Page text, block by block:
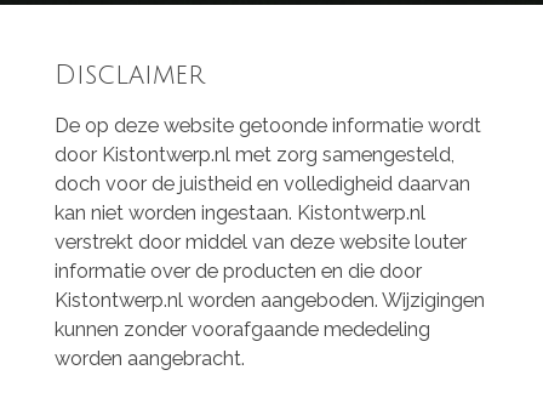
Disclaimer
De op deze website getoonde informatie wordt
door Kistontwerp.nl met zorg samengesteld,
doch voor de juistheid en volledigheid daarvan
kan niet worden ingestaan. Kistontwerp.nl
verstrekt door middel van deze website louter
informatie over de producten en die door
Kistontwerp.nl worden aangeboden. Wijzigingen
kunnen zonder voorafgaande mededeling
worden aangebracht.